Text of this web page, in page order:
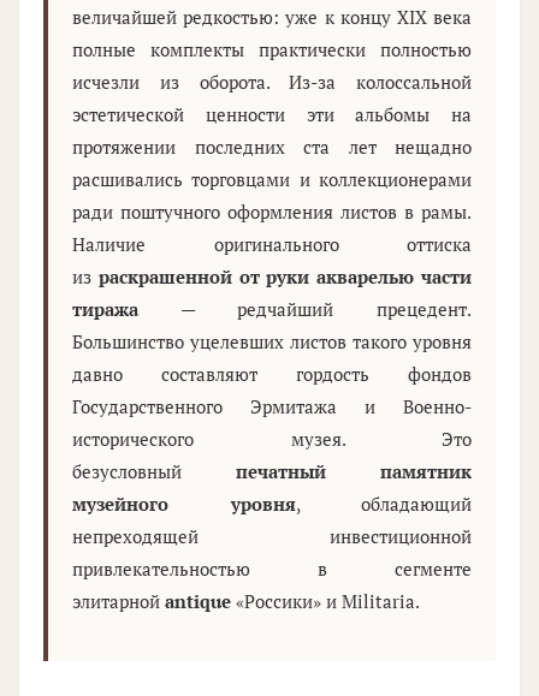
величайшей редкостью: уже к концу XIX века
полные комплекты практически полностью
исчезли из оборота. Из-за колоссальной
эстетической ценности эти альбомы на
протяжении последних ста лет нещадно
расшивались торговцами и коллекционерами
ради поштучного оформления листов в рамы.
Наличие оригинального оттиска
из раскрашенной от руки акварелью части
тиража— редчайший прецедент.
Большинство уцелевших листов такого уровня
давно составляют гордость фондов
Государственного Эрмитажа и Военно-
исторического музея. Это
безусловный печатный памятник
музейного уровня, обладающий
непреходящей инвестиционной
привлекательностью в сегменте
элитарной antique «Россики» и Militaria.